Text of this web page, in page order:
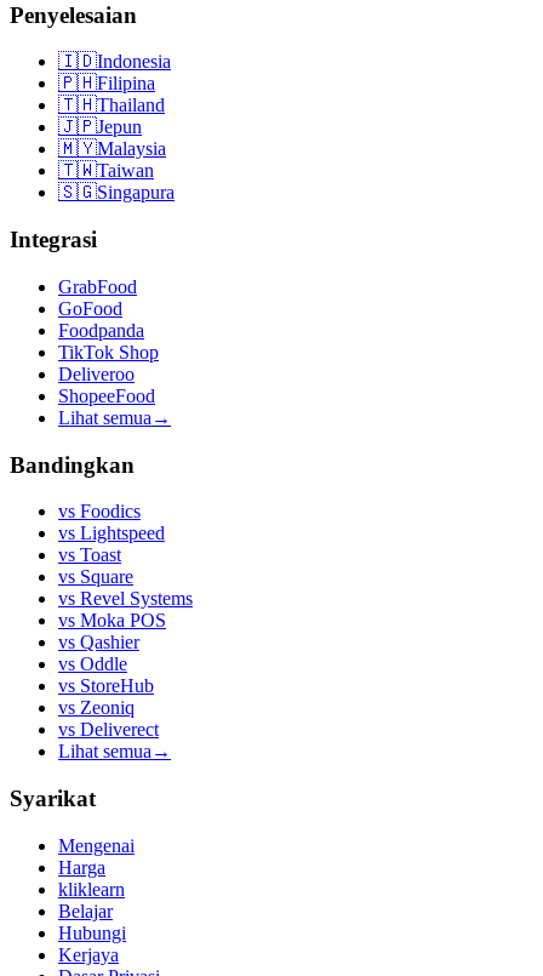
Penyelesaian
🇮🇩Indonesia
🇵🇭Filipina
🇹🇭Thailand
🇯🇵Jepun
🇲🇾Malaysia
🇹🇼Taiwan
🇸🇬Singapura
Integrasi
GrabFood
GoFood
Foodpanda
TikTok Shop
Deliveroo
ShopeeFood
Lihat semua →
Bandingkan
vs Foodics
vs Lightspeed
vs Toast
vs Square
vs Revel Systems
vs Moka POS
vs Qashier
vs Oddle
vs StoreHub
vs Zeoniq
vs Deliverect
Lihat semua →
Syarikat
Mengenai
Harga
kliklearn
Belajar
Hubungi
Kerjaya